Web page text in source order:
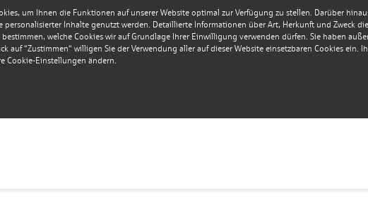
um Ihnen die Funktionen auf unserer Website optimal zur Verfügung zu stellen. Darüber
personalisierter Inhalte genutzt werden. Detaillierte Informationen über Art, Herkunft und Zweck
welche Cookies wir auf Grundlage Ihrer Einwilligung verwenden dürfen. Sie haben
auf “Zustimmen“ willigen Sie der Verwendung aller auf dieser Website einsetzbaren Cookies
Cookie-Einstellungen ändern.